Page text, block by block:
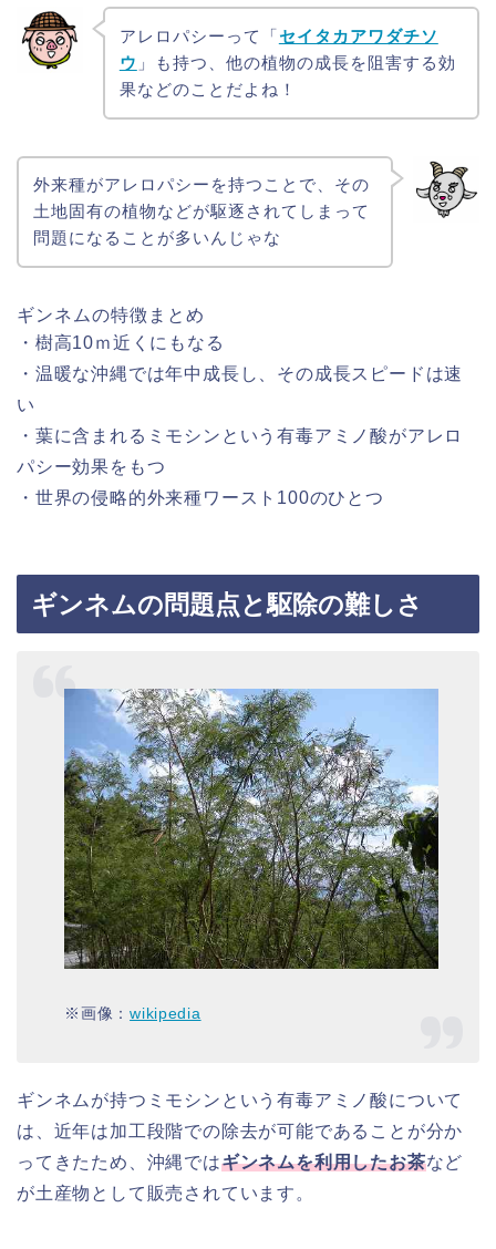
アレロパシーって「セイタカアワダチソ
ウ 」も持つ、他の植物の成長を阻害する効
果などのことだよね！
外来種がアレロパシーを持つことで、その
土地固有の植物などが駆逐されてしまって
問題になることが多いんじゃな
ギンネムの特徴まとめ
・樹高10ｍ近くにもなる
・温暖な沖縄では年中成長し、その成長スピードは速
い
・葉に含まれるミモシンという有毒アミノ酸がアレロ
パシー効果をもつ
・世界の侵略的外来種ワースト100のひとつ
ギンネムの問題点と駆除の難しさ
※画像：wikipedia
ギンネムが持つミモシンという有毒アミノ酸について
は、近年は加工段階での除去が可能であることが分か
ってきたため、沖縄ではギンネムを利用したお茶など
が土産物として販売されています。